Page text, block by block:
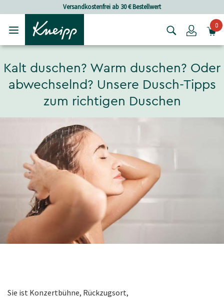
Skip to main content
Skip to footer contentVersandkostenfrei ab 30 € Bestellwert
Login0
Kalt duschen? Warm duschen? Oder
abwechselnd? Unsere Dusch-Tipps
zum richtigen Duschen
Sie ist Konzertbühne, Rückzugsort,